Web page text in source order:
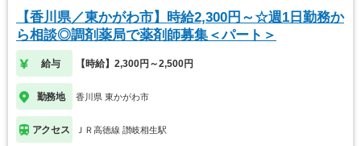
【香川県／東かがわ市】時給2,300円～☆週1日勤務か
ら相談◎調剤薬局で薬剤師募集＜パート＞
給与 【時給】2,300円～2,500円
勤務地 香川県 東かがわ市
アクセス ＪＲ高徳線 讃岐相生駅